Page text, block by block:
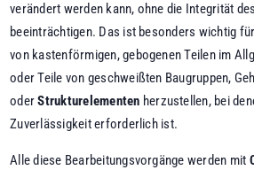
verändert werden kann, ohne die Integrität
beeinträchtigen. Das ist besonders wichtig
von kastenförmigen, gebogenen Teilen im
oder Teile von geschweißten Baugruppen,
oderStrukturelementen herzustellen, bei
Zuverlässigkeit erforderlich ist.
Alle diese Bearbeitungsvorgänge werden mit